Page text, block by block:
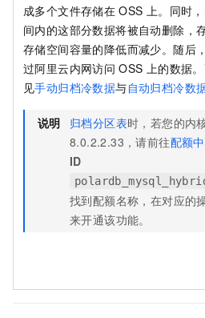
成多个文件存储在 OSS 上。同时
间内的这部分数据将被自动删除，
存储空间容量的降低而减少。随后
过阿里云内网访问 OSS 上的数据
见手动归档冷数据与自动归档冷数
说明 归档分区表时，若您的内
8.0.2.2.33，请前往配额
ID
找到配额名称，在对应的
来开通该功能。